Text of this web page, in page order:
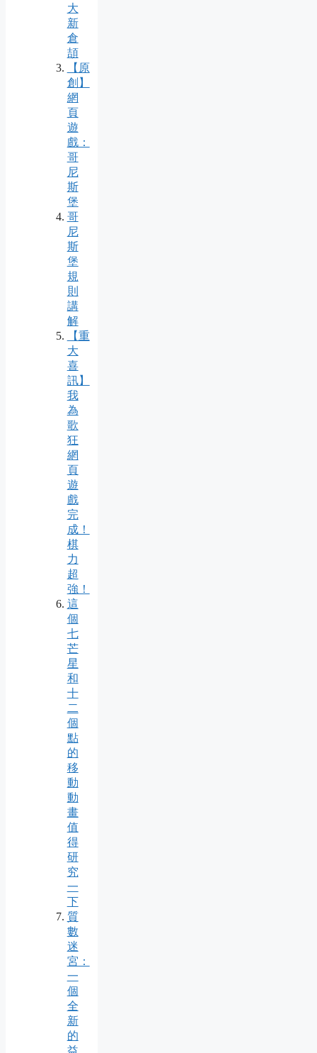
大
新
倉
頡
【原
創】
網
頁
遊
戲：
哥
尼
斯
堡
哥
尼
斯
堡
規
則
講
解
【重
大
喜
訊】
我
為
歌
狂
網
頁
遊
戲
完
成！
棋
力
超
強！
這
個
七
芒
星
和
十
二
個
點
的
移
動
動
畫
值
得
研
究
一
下
質
數
迷
宮：
一
個
全
新
的
益